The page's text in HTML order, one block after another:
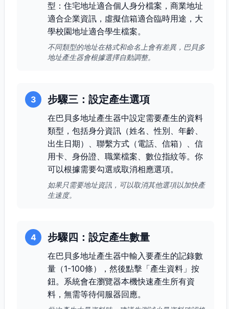
型：住宅地址適合個人身分檔案，商業地址
適合企業資訊，虛擬信箱適合臨時用途，大
學校園地址適合學生檔案。
不同類型的地址在格式和命名上會有差異，巴貝多
地址產生器會根據選擇自動調整。
3 步驟三：設定產生選項
在巴貝多地址產生器中設定需要產生的資料
類型，包括身分資訊（姓名、性別、年齡、
出生日期）、聯繫方式（電話、信箱）、信
用卡、身份證、職業檔案、數位指紋等。你
可以根據需要勾選或取消相應選項。
如果只需要地址資訊，可以取消其他選項以加快產
生速度。
4 步驟四：設定產生數量
在巴貝多地址產生器中輸入要產生的記錄數
量（1-100條），然後點擊「產生資料」按
鈕。系統會在瀏覽器本機快速產生所有資
料，無需等待伺服器回應。